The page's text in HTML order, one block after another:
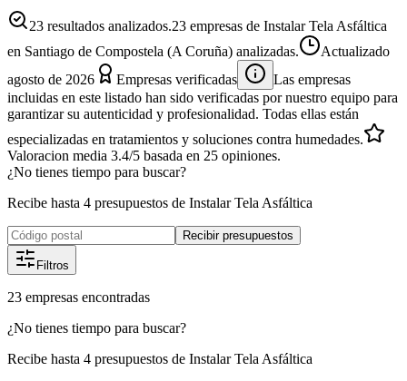
23 resultados analizados.23 empresas de Instalar Tela Asfáltica
en Santiago de Compostela (A Coruña) analizadas.
Actualizado
agosto de 2026
Empresas verificadas
Las empresas
incluidas en este listado han sido verificadas por nuestro equipo para
garantizar su autenticidad y profesionalidad. Todas ellas están
especializadas en tratamientos y soluciones contra humedades.
Valoracion media 3.4/5 basada en 25 opiniones.
¿No tienes tiempo para buscar?
Recibe hasta 4 presupuestos de Instalar Tela Asfáltica
Recibir presupuestos
Filtros
23 empresas encontradas
¿No tienes tiempo para buscar?
Recibe hasta 4 presupuestos de Instalar Tela Asfáltica